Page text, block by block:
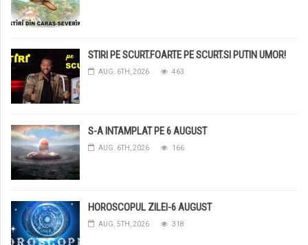
STIRI PE SCURT.FOARTE PE SCURT.SI PUTIN UMOR!
AUG. 6TH, 2026 463
S-A INTAMPLAT PE 6 AUGUST
AUG. 6TH, 2026 166
HOROSCOPUL ZILEI-6 AUGUST
AUG. 5TH, 2026 318